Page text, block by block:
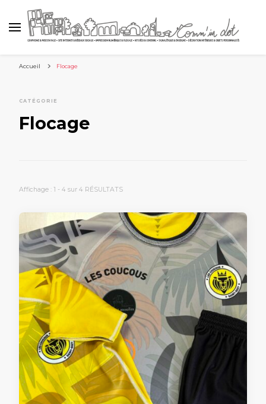
Accueil Flocage
CATÉGORIE
Flocage
Affichage : 1 - 4 sur 4 RÉSULTATS